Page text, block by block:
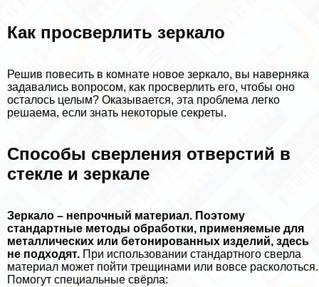
Как просверлить зеркало
Решив повесить в комнате новое зеркало, вы наверняка
задавались вопросом, как просверлить его, чтобы оно
осталось целым? Оказывается, эта проблема легко
решаема, если знать некоторые секреты.
Способы сверления отверстий в
стекле и зеркале
Зеркало – непрочный материал. Поэтому
стандартные методы обработки, применяемые для
металлических или бетонированных изделий, здесь
не подходят. При использовании стандартного сверла
материал может пойти трещинами или вовсе расколоться.
Помогут специальные свёрла: